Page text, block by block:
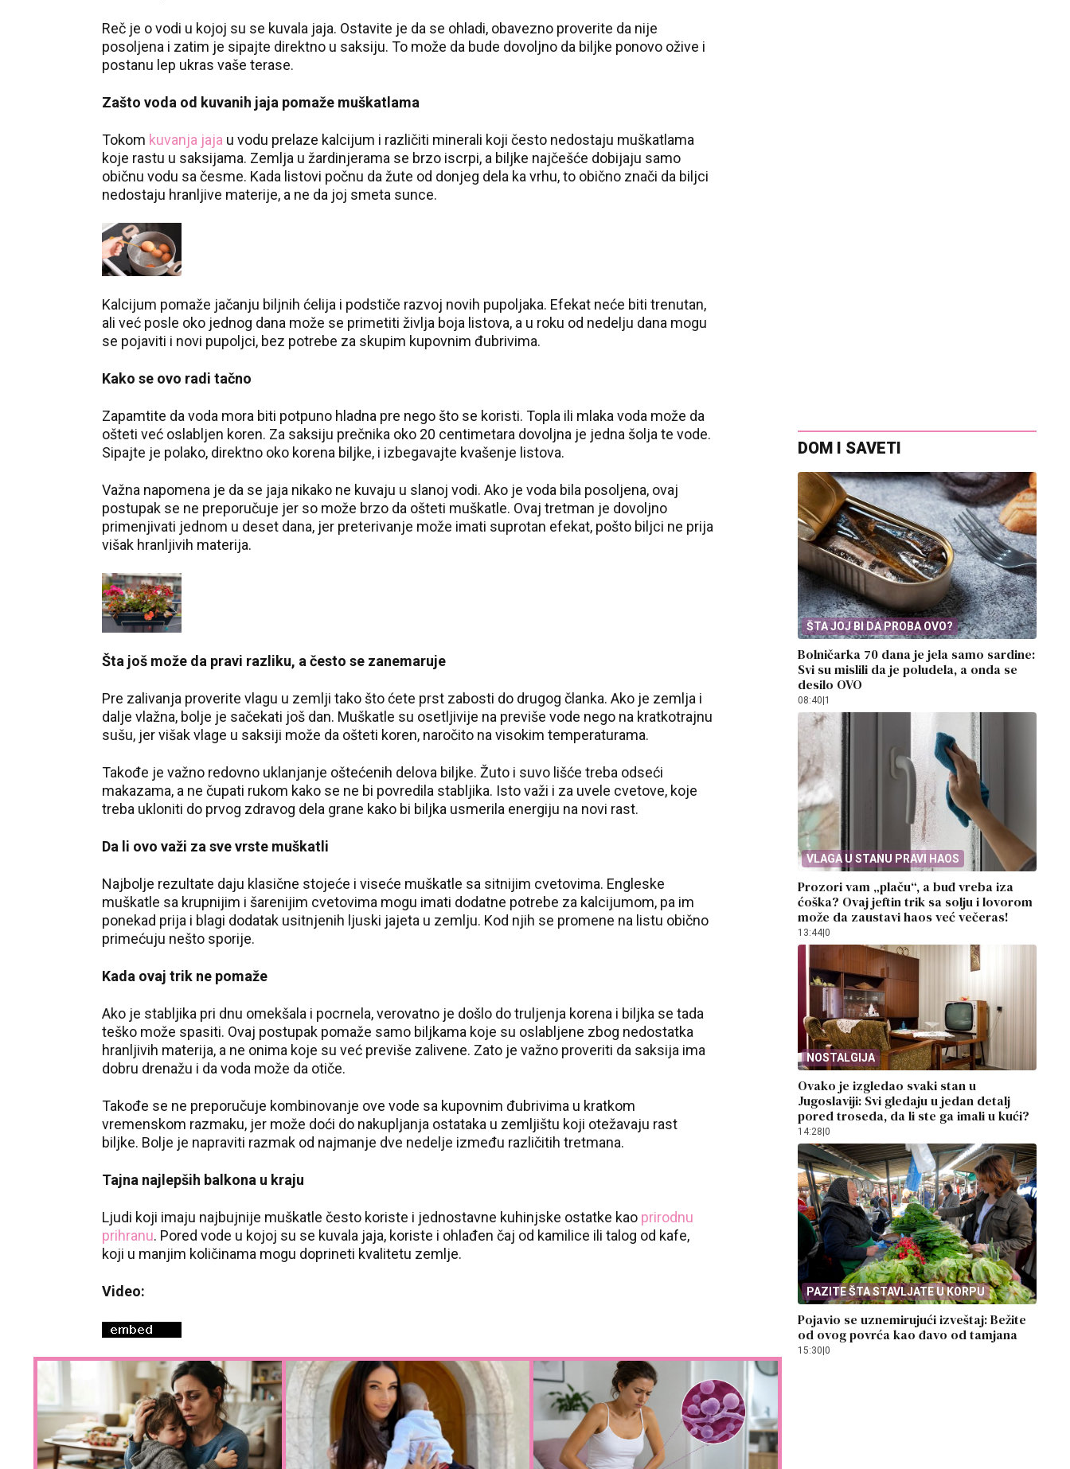
Reč je o vodi u kojoj su se kuvala jaja. Ostavite je da se ohladi, obavezno proverite da nije
posoljena i zatim je sipajte direktno u saksiju. To može da bude dovoljno da biljke ponovo ožive i
postanu lep ukras vaše terase.
Zašto voda od kuvanih jaja pomaže muškatlama
Tokom kuvanja jaja u vodu prelaze kalcijum i različiti minerali koji često nedostaju muškatlama
koje rastu u saksijama. Zemlja u žardinjerama se brzo iscrpi, a biljke najčešće dobijaju samo
običnu vodu sa česme. Kada listovi počnu da žute od donjeg dela ka vrhu, to obično znači da biljci
nedostaju hranljive materije, a ne da joj smeta sunce.
Kalcijum pomaže jačanju biljnih ćelija i podstiče razvoj novih pupoljaka. Efekat neće biti trenutan,
ali već posle oko jednog dana može se primetiti življa boja listova, a u roku od nedelju dana mogu
se pojaviti i novi pupoljci, bez potrebe za skupim kupovnim đubrivima.
Kako se ovo radi tačno
Zapamtite da voda mora biti potpuno hladna pre nego što se koristi. Topla ili mlaka voda može da
ošteti već oslabljen koren. Za saksiju prečnika oko 20 centimetara dovoljna je jedna šolja te vode.
Sipajte je polako, direktno oko korena biljke, i izbegavajte kvašenje listova.
Važna napomena je da se jaja nikako ne kuvaju u slanoj vodi. Ako je voda bila posoljena, ovaj
postupak se ne preporučuje jer so može brzo da ošteti muškatle. Ovaj tretman je dovoljno
primenjivati jednom u deset dana, jer preterivanje može imati suprotan efekat, pošto biljci ne prija
višak hranljivih materija.
Šta još može da pravi razliku, a često se zanemaruje
Pre zalivanja proverite vlagu u zemlji tako što ćete prst zabosti do drugog članka. Ako je zemlja i
dalje vlažna, bolje je sačekati još dan. Muškatle su osetljivije na previše vode nego na kratkotrajnu
sušu, jer višak vlage u saksiji može da ošteti koren, naročito na visokim temperaturama.
Takođe je važno redovno uklanjanje oštećenih delova biljke. Žuto i suvo lišće treba odseći
makazama, a ne čupati rukom kako se ne bi povredila stabljika. Isto važi i za uvele cvetove, koje
treba ukloniti do prvog zdravog dela grane kako bi biljka usmerila energiju na novi rast.
Da li ovo važi za sve vrste muškatli
Najbolje rezultate daju klasične stojeće i viseće muškatle sa sitnijim cvetovima. Engleske
muškatle sa krupnijim i šarenijim cvetovima mogu imati dodatne potrebe za kalcijumom, pa im
ponekad prija i blagi dodatak usitnjenih ljuski jajeta u zemlju. Kod njih se promene na listu obično
primećuju nešto sporije.
Kada ovaj trik ne pomaže
Ako je stabljika pri dnu omekšala i pocrnela, verovatno je došlo do truljenja korena i biljka se tada
teško može spasiti. Ovaj postupak pomaže samo biljkama koje su oslabljene zbog nedostatka
hranljivih materija, a ne onima koje su već previše zalivene. Zato je važno proveriti da saksija ima
dobru drenažu i da voda može da otiče.
Takođe se ne preporučuje kombinovanje ove vode sa kupovnim đubrivima u kratkom
vremenskom razmaku, jer može doći do nakupljanja ostataka u zemljištu koji otežavaju rast
biljke. Bolje je napraviti razmak od najmanje dve nedelje između različitih tretmana.
Tajna najlepših balkona u kraju
Ljudi koji imaju najbujnije muškatle često koriste i jednostavne kuhinjske ostatke kao prirodnu
prihranu. Pored vode u kojoj su se kuvala jaja, koriste i ohlađen čaj od kamilice ili talog od kafe,
koji u manjim količinama mogu doprineti kvalitetu zemlje.
Video:
DOM I SAVETI
ŠTA JOJ BI DA PROBA OVO?
Bolničarka 70 dana je jela samo sardine:
Svi su mislili da je poludela, a onda se
desilo OVO
08:40 1
VLAGA U STANU PRAVI HAOS
Prozori vam „plaču“, a buđ vreba iza
ćoška? Ovaj jeftin trik sa solju i lovorom
može da zaustavi haos već večeras!
13:44 0
NOSTALGIJA
Ovako je izgledao svaki stan u
Jugoslaviji: Svi gledaju u jedan detalj
pored troseda, da li ste ga imali u kući?
14:28 0
PAZITE ŠTA STAVLJATE U KORPU
Pojavio se uznemirujući izveštaj: Bežite
od ovog povrća kao đavo od tamjana
15:30|0